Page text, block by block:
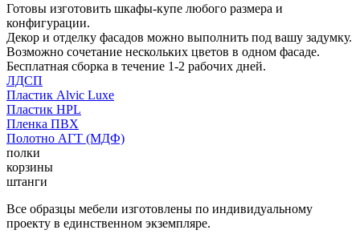
Готовы изготовить шкафы-купе любого размера и
конфигурации.
Декор и отделку фасадов можно выполнить под вашу задумку.
Возможно сочетание нескольких цветов в одном фасаде.
Бесплатная сборка в течение 1-2 рабочих дней.
ЛДСП
Пластик Alvic Luxe
Пластик HPL
Пленка ПВХ
Полотно АГТ (МДФ)
полки
корзины
штанги
Все образцы мебели изготовлены по индивидуальному
проекту в единственном экземпляре.